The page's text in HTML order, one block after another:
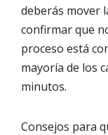
deberás mover
confirmar que
proceso está
mayoría de los
minutos.
Consejos para